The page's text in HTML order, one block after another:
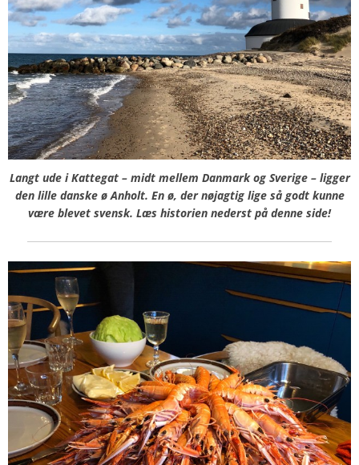
Langt ude i Kattegat – midt mellem Danmark og Sverige – ligger
den lille danske ø Anholt. En ø, der nøjagtig lige så godt kunne
være blevet svensk. Læs historien nederst på denne side!